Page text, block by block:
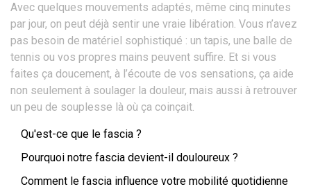
Avec quelques mouvements adaptés, même cinq minutes
par jour, on peut déjà sentir une vraie libération. Vous n’avez
pas besoin de matériel sophistiqué : un tapis, une balle de
tennis ou vos propres mains peuvent suffire. Et si vous
faites ça doucement, à l’écoute de vos sensations, ça aide
non seulement à soulager la douleur, mais aussi à retrouver
un peu de souplesse là où ça coinçait.
Qu'est-ce que le fascia ?
Pourquoi notre fascia devient-il douloureux ?
Comment le fascia influence votre mobilité quotidienne